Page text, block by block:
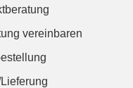
vereinbaren